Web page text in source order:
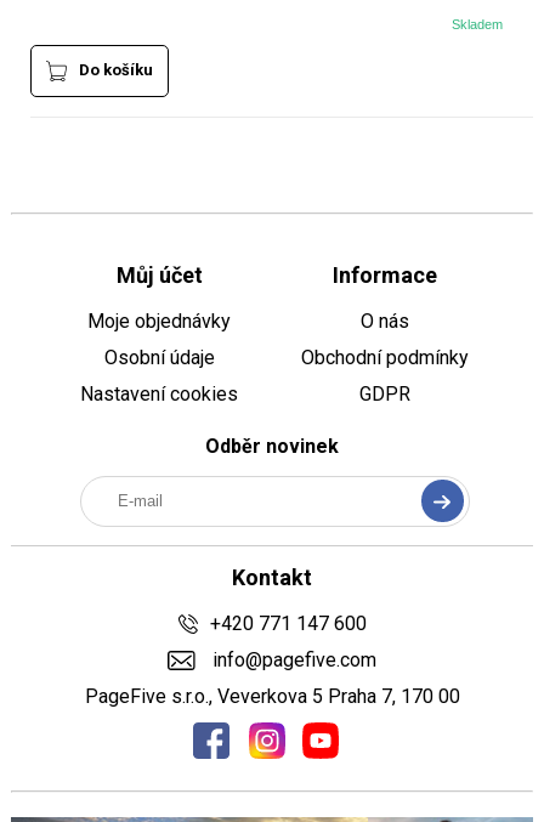
Skladem
Do košíku
Můj účet
Moje objednávky
Osobní údaje
Nastavení cookies
Informace
O nás
Obchodní podmínky
GDPR
Odběr novinek
Kontakt
+420 771 147 600
info@pagefive.com
PageFive s.r.o., Veverkova 5 Praha 7, 170 00